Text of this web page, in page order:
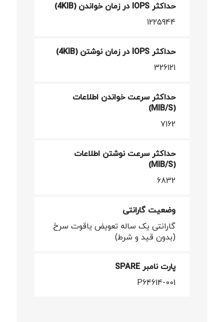
حداکثر IOPS در زمان خواندن (4KIB)
1225944
حداکثر IOPS در زمان نوشتن (4KIB)
326121
حداکثر سرعت خواندن اطلاعات
(MIB/S)
7162
حداکثر سرعت نوشتن اطلاعات
(MIB/S)
6832
وضعیت گارانتی
گارانتی یک ساله تعویض یاقوت سرخ
(بدون قید و شرط)
پارت نامبر SPARE
P64614-001